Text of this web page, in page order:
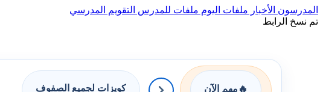
المدرسون الأخبار ملفات اليوم ملفات للمدرس التقويم المدرسي
تم نسخ الرابط
🔥 مهم الآن كويزات لجميع الصفوف